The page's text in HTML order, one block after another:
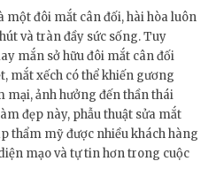
một đôi mắt cân đối, hài hòa luôn
và tràn đầy sức sống. Tuy
mắn sở hữu đôi mắt cân đối
mắt xếch có thể khiến gương
mại, ảnh hưởng đến thần thái
đẹp này, phẫu thuật sửa mắt
thẩm mỹ được nhiều khách hàng
mạo và tự tin hơn trong cuộc